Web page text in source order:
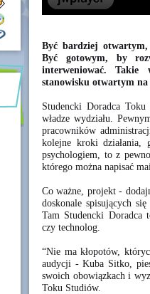
Być bardziej otwartym,
Być gotowym, by
interweniować. Takie
stanowisku otwartym
Studencki Doradca
władze wydziału.
pracowników
kolejne kroki
psychologiem, to z
którego można napisać
Co ważne, projekt -
doskonale spisujących
Tam Studencki Doradca
czy technolog.
“Nie ma kłopotów,
audycji - Kuba Sitko,
swoich obowiązkach i
Toku Studiów.